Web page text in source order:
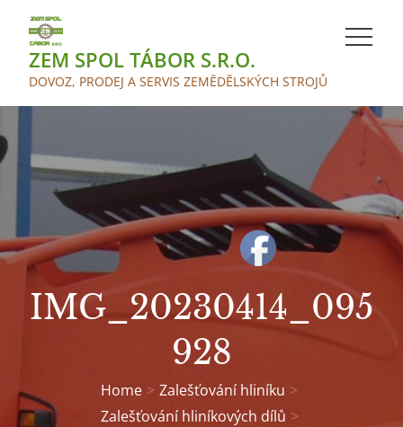
contentZEM SPOL TÁBOR S.R.O.
DOVOZ, PRODEJ A SERVIS ZEMĚDĚLSKÝCH STROJŮ
IMG_20230414_095
928
Home
Zalešťování hliníku
Zalešťování hliníkových dílů